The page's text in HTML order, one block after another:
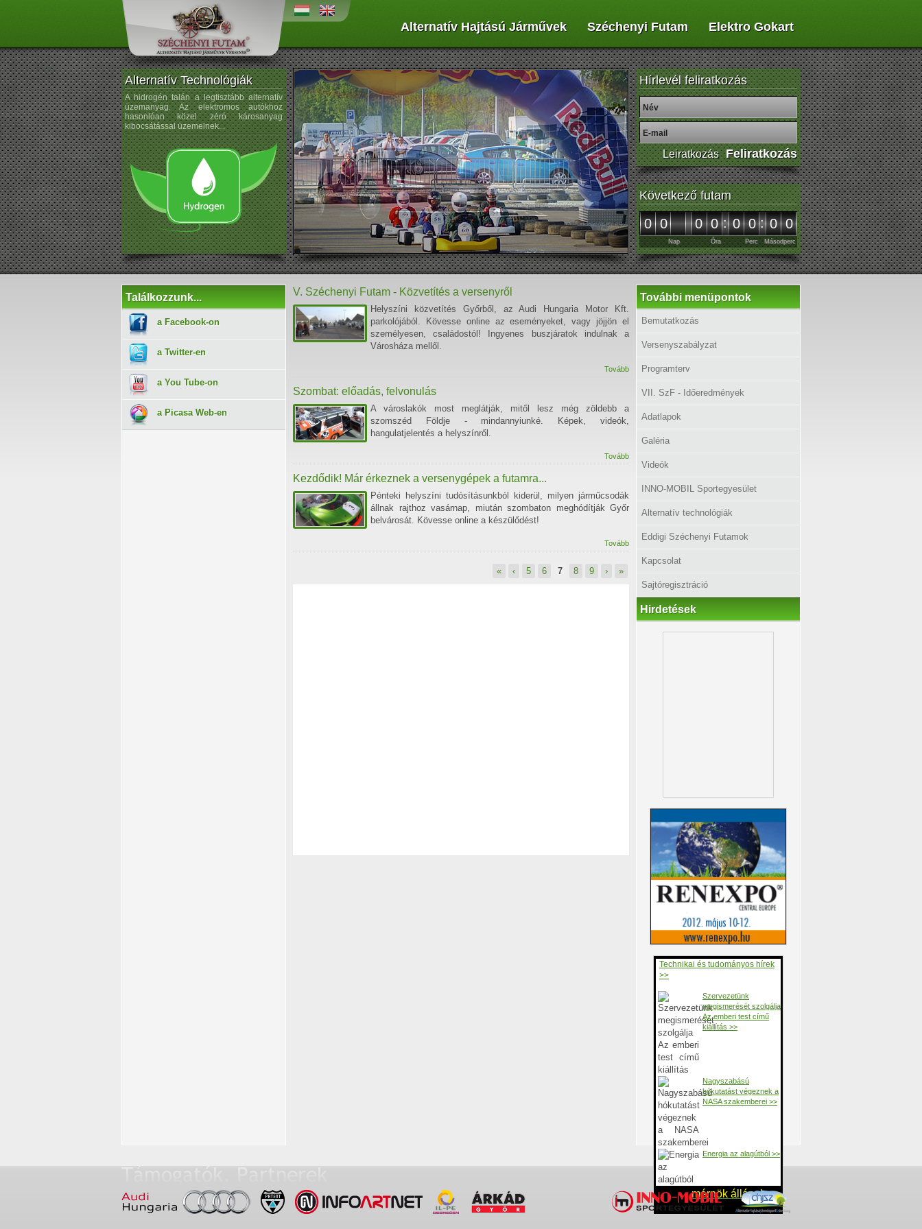
Alternatív Hajtású Járművek Széchenyi Futam Elektro Gokart
Alternatív Technológiák
árammal hajtott autók ötlete
Porsche az 1900-as évek
kerékagymotorral
gyártott...
A hidrogén talán a legtisztább alternatív
üzemanyag. Az elektromos autókhoz
hasonlóan közel zéró károsanyag
kibocsátással üzemelnek...
A napenergiát az űrtechnológiában
kezdték alkalmazni, és az autógyártásban
sem újdonság a napelemek használata...
Működési elvük, hogy sűrített levegőt
hordoznak egy, vagy több palackban,
amivel munkahengerekben dugattyúkat
vagy légmotort hajtanak meg...
Hírlevél feliratkozás
Következő futam
00
Nap
00
Óra
: 00
Perc
: 00
Másodperc
Találkozzunk...
a Facebook-on
a Twitter-en
a You Tube-on
a Picasa Web-en
V. Széchenyi Futam - Közvetítés a versenyről
Helyszíni közvetítés Győrből, az Audi Hungaria Motor Kft.
parkolójából. Kövesse online az eseményeket, vagy jöjjön el
személyesen, családostól! Ingyenes buszjáratok indulnak a
Városháza mellől.
Tovább
Szombat: előadás, felvonulás
A városlakók most meglátják, mitől lesz még zöldebb a
szomszéd Földje - mindannyiunké. Képek, videók,
hangulatjelentés a helyszínről.
Tovább
Kezdődik! Már érkeznek a versenygépek a futamra...
Pénteki helyszíni tudósításunkból kiderül, milyen járműcsodák
állnak rajthoz vasárnap, miután szombaton meghódítják Győr
belvárosát. Kövesse online a készülődést!
Tovább
« ‹ 5 6 7 8 9 › »
További menüpontok
Bemutatkozás
Versenyszabályzat
Programterv
VII. SzF - Időeredmények
Adatlapok
Galéria
Videók
INNO-MOBIL Sportegyesület
Alternatív technológiák
Eddigi Széchenyi Futamok
Kapcsolat
Sajtóregisztráció
Hirdetések
Technikai és tudományos hírek
>>
Szervezetünk
megismerését szolgálja
Az emberi test című
kiállítás >>
Nagyszabású
hókutatást végeznek a
NASA szakemberei >>
Energia az alagútból >>
mérnök állások >>